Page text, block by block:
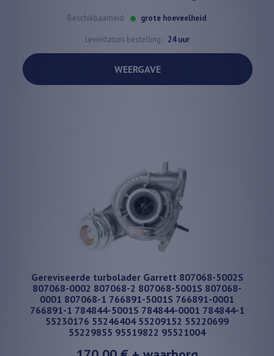
Beschikbaarheid: grote hoeveelheid
Leverdatum bestelling: 24 uur
WEERGAVE
Gereviseerde turbolader Garrett 807068-5002S
807068-0002 807068-2 807068-5001S 807068-
0001 807068-1 766891-5001S 766891-0001
766891-1 784844-5001S 784844-0001 784844-1
55230176 55246404 55209152 55220699
55229855 95519822 95521004